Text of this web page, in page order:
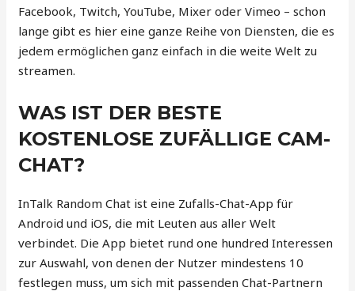
Facebook, Twitch, YouTube, Mixer oder Vimeo – schon
lange gibt es hier eine ganze Reihe von Diensten, die es
jedem ermöglichen ganz einfach in die weite Welt zu
streamen.
WAS IST DER BESTE
KOSTENLOSE ZUFÄLLIGE CAM-
CHAT?
InTalk Random Chat ist eine Zufalls-Chat-App für
Android und iOS, die mit Leuten aus aller Welt
verbindet. Die App bietet rund one hundred Interessen
zur Auswahl, von denen der Nutzer mindestens 10
festlegen muss, um sich mit passenden Chat-Partnern